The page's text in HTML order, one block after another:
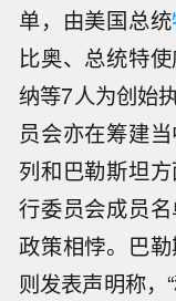
单，由美国总统
比奥、总统特
纳等7人为创始
员会亦在筹建
列和巴勒斯坦
行委员会成员
政策相悖。巴勒
则发表声明称，